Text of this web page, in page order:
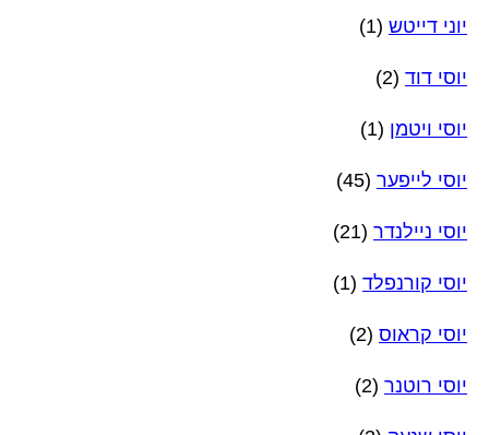
יוני דייטש (1)
יוסי דוד (2)
יוסי ויטמן (1)
יוסי לייפער (45)
יוסי ניילנדר (21)
יוסי קורנפלד (1)
יוסי קראוס (2)
יוסי רוטנר (2)